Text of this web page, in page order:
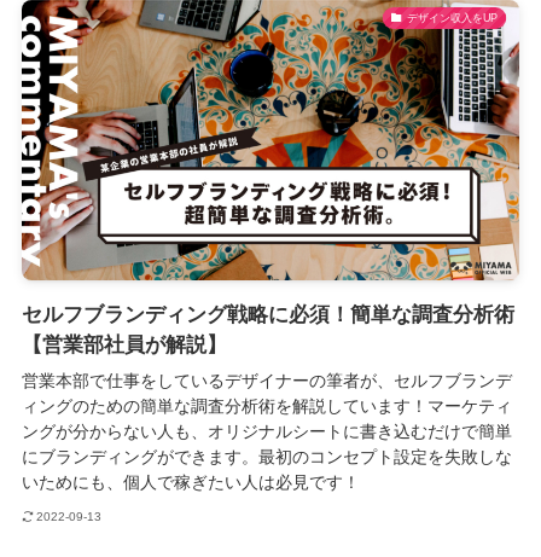
デザイン収入をUP
セルフブランディング戦略に必須！簡単な調査分析術
【営業部社員が解説】
営業本部で仕事をしているデザイナーの筆者が、セルフブランデ
ィングのための簡単な調査分析術を解説しています！マーケティ
ングが分からない人も、オリジナルシートに書き込むだけで簡単
にブランディングができます。最初のコンセプト設定を失敗しな
いためにも、個人で稼ぎたい人は必見です！
2022-09-13